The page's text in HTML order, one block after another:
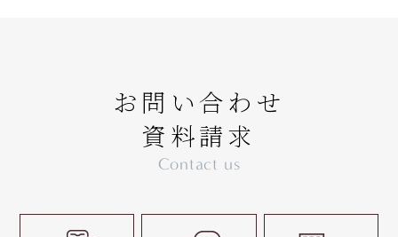
お問い合わせ
資料請求
Contact us